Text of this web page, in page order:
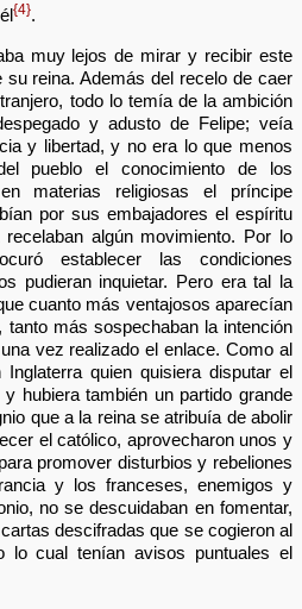
{4}.
muy lejos de mirar y recibir este
reina. Además del recelo de caer
todo lo temía de la ambición
y adusto de Felipe; veía
y libertad, y no era lo que menos
pueblo el conocimiento de los
materias religiosas el príncipe
por sus embajadores el espíritu
algún movimiento. Por lo
establecer las condiciones
pudieran inquietar. Pero era tal la
cuanto más ventajosos aparecían
más sospechaban la intención
vez realizado el enlace. Como al
quien quisiera disputar el
hubiera también un partido grande
que a la reina se atribuía de abolir
el católico, aprovecharon unos y
promover disturbios y rebeliones
y los franceses, enemigos y
no se descuidaban en fomentar,
descifradas que se cogieron al
lo cual tenían avisos puntuales el